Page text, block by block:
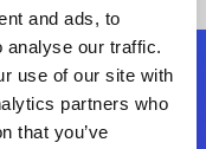
and ads, to
analyse our traffic.
use of our site with
partners who
that you’ve